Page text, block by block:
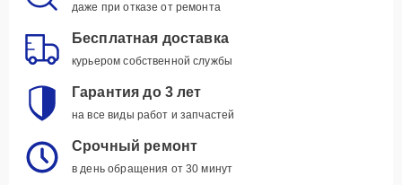
даже при отказе от ремонта
Бесплатная доставка
курьером собственной службы
Гарантия до 3 лет
на все виды работ и запчастей
Срочный ремонт
в день обращения от 30 минут